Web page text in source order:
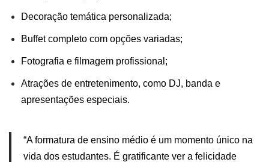
Decoração temática personalizada;
Buffet completo com opções variadas;
Fotografia e filmagem profissional;
Atrações de entretenimento, como DJ, banda e
apresentações especiais.
“Aformatura de ensino médio é um momento único na
vida dos estudantes. É gratificante ver a felicidade